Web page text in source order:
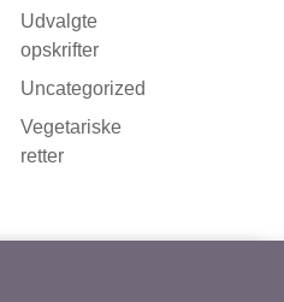
Udvalgte
opskrifter
Uncategorized
Vegetariske
retter